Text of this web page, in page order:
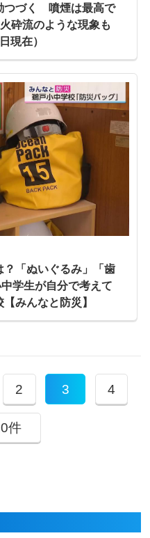
つづく 噴煙は最高で
砕流のような現象も
現在）
「ぬいぐるみ」「歯
学生が自分で考えて
みんなと防災】
2 3 4
件